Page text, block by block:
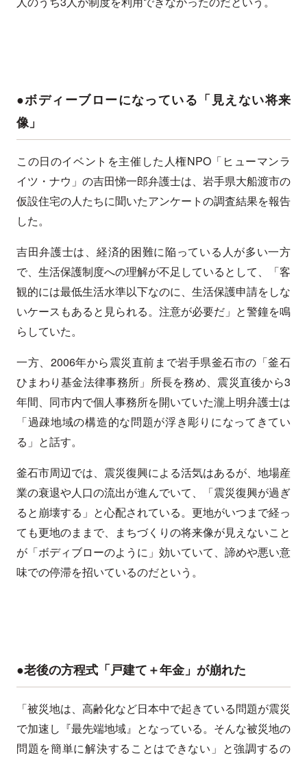
●ボディーブローになっている「見えない将来
像」
この日のイベントを主催した人権NPO「ヒューマンラ
イツ・ナウ」の吉田悌一郎弁護士は、岩手県大船渡市の
仮設住宅の人たちに聞いたアンケートの調査結果を報告
した。
吉田弁護士は、経済的困難に陥っている人が多い一方
で、生活保護制度への理解が不足しているとして、「客
観的には最低生活水準以下なのに、生活保護申請をしな
いケースもあると見られる。注意が必要だ」と警鐘を鳴
らしていた。
一方、2006年から震災直前まで岩手県釜石市の「釜石
ひまわり基金法律事務所」所長を務め、震災直後から3
年間、同市内で個人事務所を開いていた瀧上明弁護士は
「過疎地域の構造的な問題が浮き彫りになってきてい
る」と話す。
釜石市周辺では、震災復興による活気はあるが、地場産
業の衰退や人口の流出が進んでいて、「震災復興が過ぎ
ると崩壊する」と心配されている。更地がいつまで経っ
ても更地のままで、まちづくりの将来像が見えないこと
が「ボディブローのように」効いていて、諦めや悪い意
味での停滞を招いているのだという。
●老後の方程式「戸建て＋年金」が崩れた
「被災地は、高齢化など日本中で起きている問題が震災
で加速し『最先端地域』となっている。そんな被災地の
問題を簡単に解決することはできない」と強調するの